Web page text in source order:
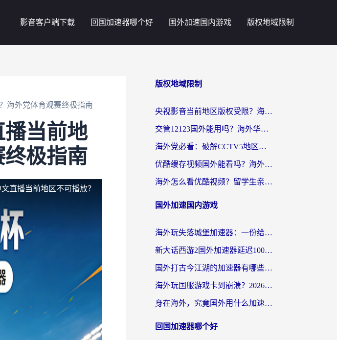
影音客户端下载 回国加速器哪个好 国外加速国内游戏 版权地域限制
海外党体育观赛终极指南
当前地
极指南
直播当前地区不可播放？
版权地域限制
央视影音当前地区版权受限？海外党追剧看片的终极解决方案来了
交管12123国外能用吗？海外华人亲测有效的回国加速器选择指南
海外党必看：破解CCTV5地区限制，这样看欧洲杯奥运直播才够爽！
优酷缓存视频国外能看吗？海外党追剧看片的终极解决方案来了
海外怎么看优酷视频？留学生亲测有效的回国加速器选择指南
国外加速国内游戏
海外玩失落城堡加速器：一份给漂泊玩家的网络自救指南
新大话西游2国外加速器延迟100以下怎么办？海外党实测有效的低延迟指南
国外打古今江湖的加速器有哪些游戏？一个海外玩家的终极选择指南
海外玩国服游戏卡到崩溃？2026加速器免费推荐+实用指南（亲测有效）
身在海外，究竟国外用什么加速器打wow好？
回国加速器哪个好